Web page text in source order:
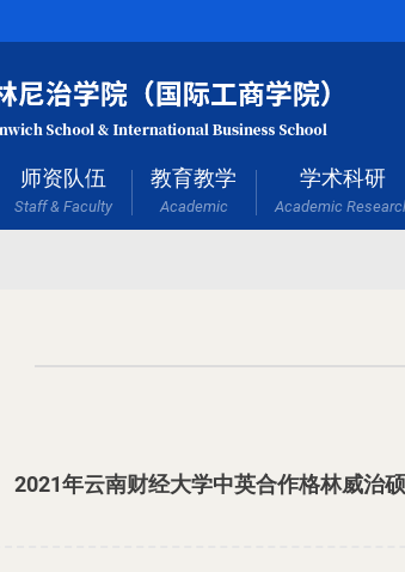
师资队伍
Staff & Faculty
教育教学
Academic
学术科研
Academic
2021年云南财经大学中英合作格林威治